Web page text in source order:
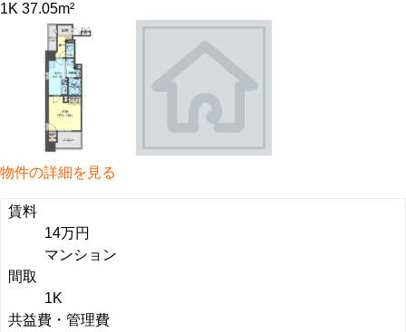
1K 37.05m²
物件の詳細を見る
賃料
14万円
マンション
間取
1K
共益費・管理費